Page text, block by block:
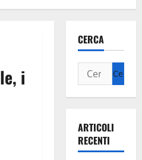
i
CERCA
ARTICOLI
RECENTI